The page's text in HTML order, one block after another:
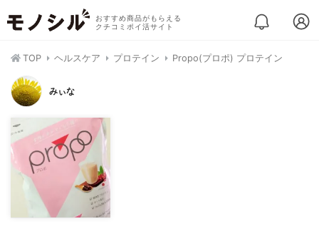
おすすめ商品がもらえる
クチコミポイ活サイト
TOP ヘルスケア プロテイン Propo(プロポ) プロテイン
みぃな